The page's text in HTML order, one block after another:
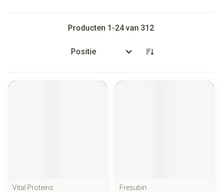
Producten 1 -24van 312
Sorteer op:
Vital Proteins
Fresubin